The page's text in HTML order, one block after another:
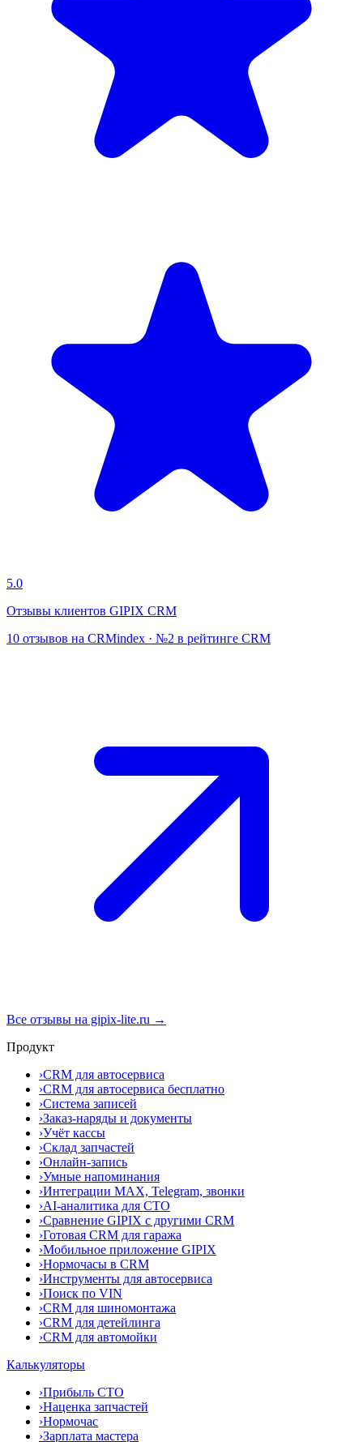
5.0
Отзывы клиентов GIPIX CRM
10 отзывов на CRMindex · №2 в рейтинге CRM
Все отзывы на gipix-lite.ru →
Продукт
›CRM для автосервиса
›CRM для автосервиса бесплатно
›Система записей
›Заказ-наряды и документы
›Учёт кассы
›Склад запчастей
›Онлайн-запись
›Умные напоминания
›Интеграции MAX, Telegram, звонки
›AI-аналитика для СТО
›Сравнение GIPIX с другими CRM
›Готовая CRM для гаража
›Мобильное приложение GIPIX
›Нормочасы в CRM
›Инструменты для автосервиса
›Поиск по VIN
›CRM для шиномонтажа
›CRM для детейлинга
›CRM для автомойки
Калькуляторы
›Прибыль СТО
›Наценка запчастей
›Нормочас
›Зарплата мастера